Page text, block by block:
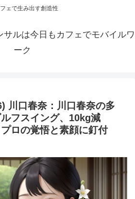
ェで生み出す創造性
サルは今日もカフェでモバイルワ
ーク
川口春奈：川口春奈の多
フスイング、10kg減
ロの覚悟と素顔に釘付